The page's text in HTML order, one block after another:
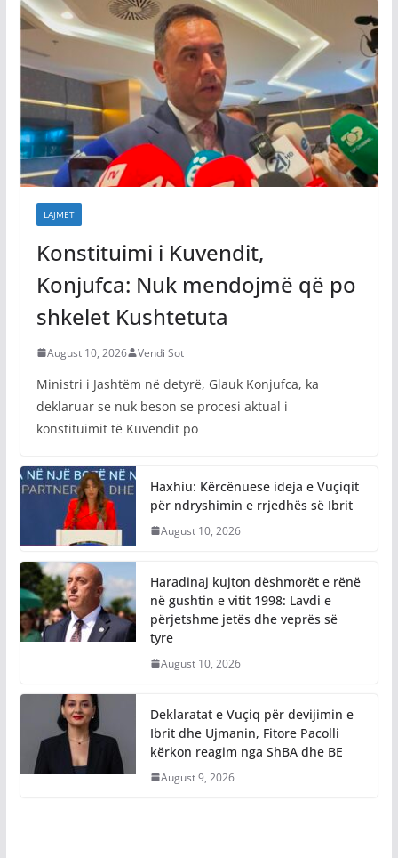
LAJMET
Konstituimi i Kuvendit,
Konjufca: Nuk mendojmë që po
shkelet Kushtetuta
August 10, 2026 Vendi Sot
Ministri i Jashtëm në detyrë, Glauk Konjufca, ka
deklaruar se nuk beson se procesi aktual i
konstituimit të Kuvendit po
Haxhiu: Kërcënuese ideja e Vuçiqit
për ndryshimin e rrjedhës së Ibrit
August 10, 2026
Haradinaj kujton dëshmorët e rënë
në gushtin e vitit 1998: Lavdi e
përjetshme jetës dhe veprës së
tyre
August 10, 2026
Deklaratat e Vuçiq për devijimin e
Ibrit dhe Ujmanin, Fitore Pacolli
kërkon reagim nga ShBA dhe BE
August 9, 2026